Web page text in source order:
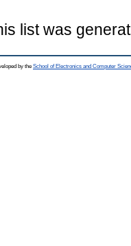
list was
by the School of Electronics and Computer